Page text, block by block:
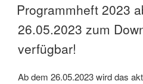
Programmheft 2023
26.05.2023 zum
verfügbar!
Ab dem 26.05.2023 wird das